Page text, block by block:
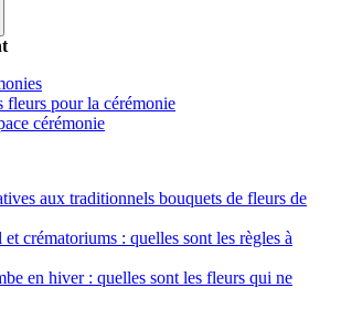
fleurs pour la cérémonie
cérémonie
aux traditionnels bouquets de fleurs de
crématoriums : quelles sont les règles à
en hiver : quelles sont les fleurs qui ne